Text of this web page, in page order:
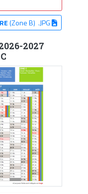
(Zone B) .JPG
2027